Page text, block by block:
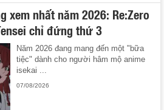
xem nhất năm 2026: Re:Zero
chỉ đứng thứ 3
Năm 2026 đang mang đến một "bữa
tiệc" dành cho người hâm mộ anime
isekai ...
07/08/2026